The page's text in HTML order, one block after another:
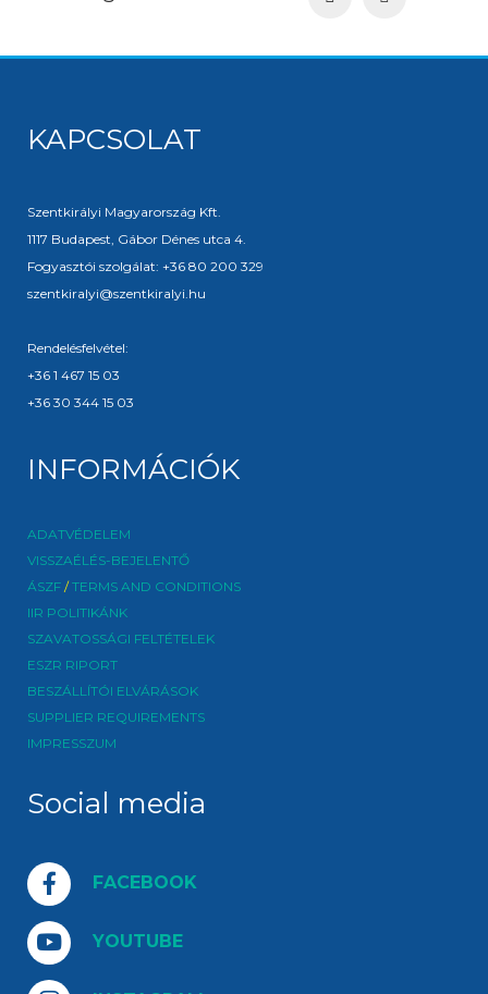
KAPCSOLAT
Szentkirályi Magyarország Kft.
1117 Budapest, Gábor Dénes utca 4.
Fogyasztói szolgálat: +36 80 200 329
szentkiralyi@szentkiralyi.hu
Rendelésfelvétel:
+36 1 467 15 03
+36 30 344 15 03
INFORMÁCIÓK
ADATVÉDELEM
VISSZAÉLÉS-BEJELENTŐ
ÁSZF /TERMS AND CONDITIONS
IIR POLITIKÁNK
SZAVATOSSÁGI FELTÉTELEK
ESZR RIPORT
BESZÁLLÍTÓI ELVÁRÁSOK
SUPPLIER REQUIREMENTS
IMPRESSZUM
Social media
FACEBOOK
YOUTUBE